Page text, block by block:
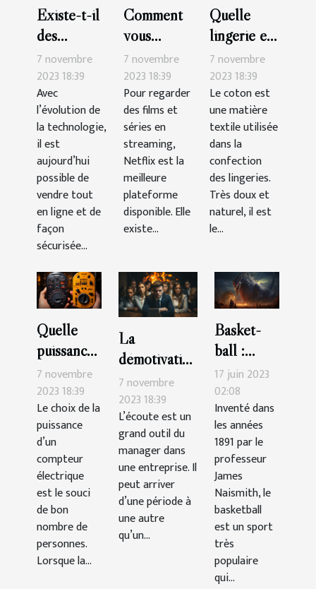
Existe-t-il
des
possibilités
de vendre
le CBD en
ligne ?
7 novembre
2023 18:39
Avec
l’évolution de
la technologie,
il est
aujourd’hui
possible de
vendre tout
en ligne et de
façon
sécurisée...
Comment
vous
abonner à
Netflix ?
7 novembre
2023 18:39
Pour regarder
des films et
séries en
streaming,
Netflix est la
meilleure
plateforme
disponible. Elle
existe...
Quelle
lingerie en
coton
choisir ?
7 novembre
2023 18:39
Le coton est
une matière
textile utilisée
dans la
confection
des lingeries.
Très doux et
naturel, il est
le...
Quelle
puissance
de
compteur
choisir ?
7 novembre
2023 18:39
Le choix de la
puissance
d’un
compteur
électrique
est le souci
de bon
nombre de
personnes.
Lorsque la...
La
démotivation
du
personnel :
comment la
gérer ?
7 novembre
2023 18:39
L’écoute est un
grand outil du
manager dans
une entreprise. Il
peut arriver
d’une période à
une autre
qu’un...
Basket-
ball :
quelle est
la durée
d’un
match ?
17 juin 2023
02:08
Inventé dans
les années
1891 par le
professeur
James
Naismith, le
basketball
est un sport
très
populaire
qui...